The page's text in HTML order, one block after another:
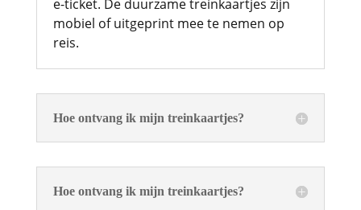
e-ticket. De duurzame treinkaartjes zijn
mobiel of uitgeprint mee te nemen op
reis.
Hoe ontvang ik mijn treinkaartjes?
Hoe ontvang ik mijn treinkaartjes?